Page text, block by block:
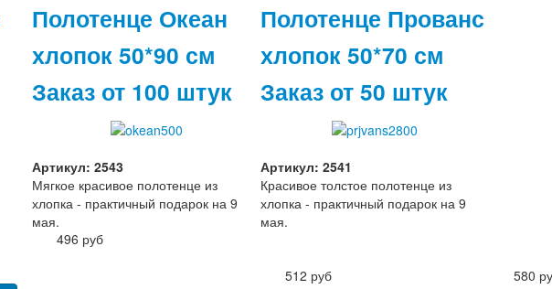
496 руб
Полотенце Океан
хлопок 50*90 см
Заказ от 100 штук
Артикул: 2543
Мягкое красивое полотенце из
хлопка - практичный подарок на 9
мая.
512 руб
Полотенце Прованс
хлопок 50*70 см
Заказ от 50 штук
Артикул: 2541
Красивое толстое полотенце из
хлопка - практичный подарок на 9
мая.
580